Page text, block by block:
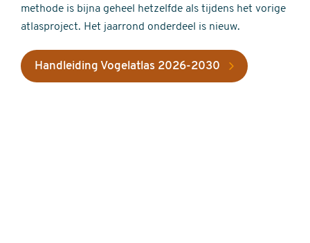
methode is bijna geheel hetzelfde als tijdens het vorige
atlasproject. Het jaarrond onderdeel is nieuw.
Handleiding Vogelatlas 2026-2030